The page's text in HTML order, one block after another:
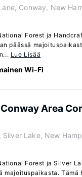
Conway, New
Forest ja
päässä
Lue Lisää
Wi-Fi
Area
Silver Lake, New
Forest ja Silver
majoituspaikasta. Tämä